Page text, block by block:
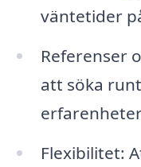
väntetider
Referenser
att söka
Flexibilitet: